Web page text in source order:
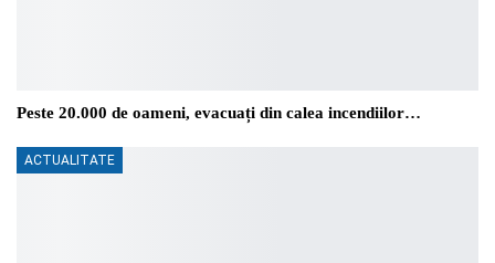
Peste 20.000 de oameni, evacuați din calea incendiilor…
ACTUALITATE